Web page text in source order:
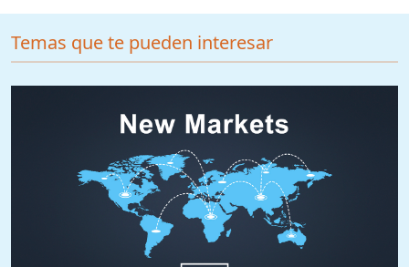
Temas que te pueden interesar